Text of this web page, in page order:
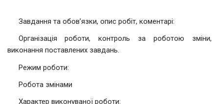
Завдання та обов’язки, опис робіт, коментарі:
Організація роботи, контроль за роботою зміни,
виконання поставлених завдань.
Режим роботи:
Робота змінами
Характер виконуваної роботи: